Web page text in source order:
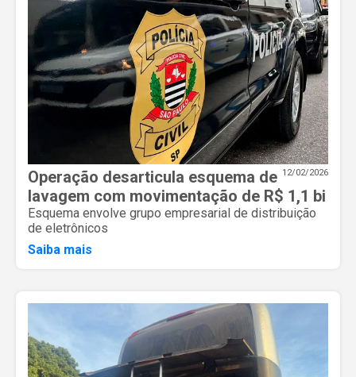
12/02/2026
Operação desarticula esquema de
lavagem com movimentação de R$ 1,1 bi
Esquema envolve grupo empresarial de distribuição
de eletrônicos
Saiba mais